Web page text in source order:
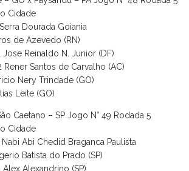
Cidade
Dourada Goiania
de Azevedo (RN)
Reinaldo N. Junior (DF)
Santos de Carvalho (AC)
Nery Trindade (GO)
Leite (GO)
Caetano – SP Jogo N° 49 Rodada 5
Cidade
Abi Chedid Braganca Paulista
Batista do Prado (SP)
Alexandrino (SP)